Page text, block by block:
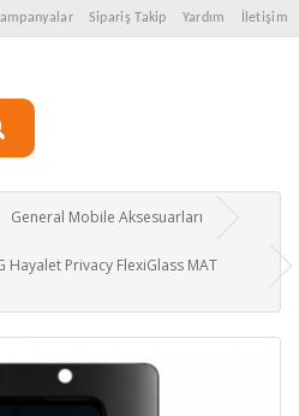
Sipariş Takip Yardım İletişim
General Mobile Aksesuarları
Privacy FlexiGlass MAT